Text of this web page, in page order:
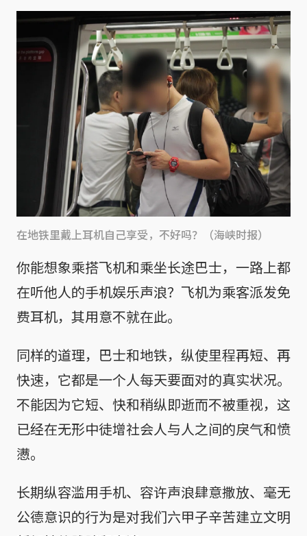
在地铁里戴上耳机自己享受，不好吗？（海峡时报）
你能想象乘搭飞机和乘坐长途巴士，一路上都
在听他人的手机娱乐声浪？飞机为乘客派发免
费耳机，其用意不就在此。
同样的道理，巴士和地铁，纵使里程再短、再
快速，它都是一个人每天要面对的真实状况。
不能因为它短、快和稍纵即逝而不被重视，这
已经在无形中徒增社会人与人之间的戾气和愤
懑。
长期纵容滥用手机、容许声浪肆意撒放、毫无
公德意识的行为是对我们六甲子辛苦建立文明